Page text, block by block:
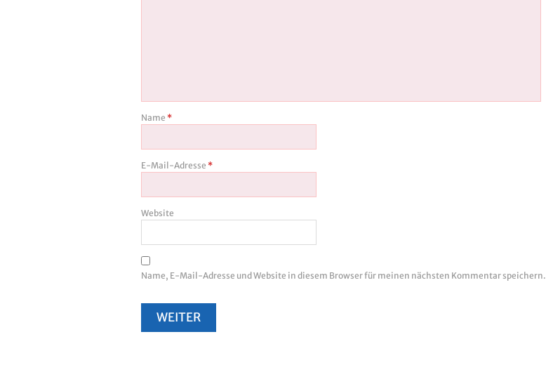
Name *
E-Mail-Adresse *
Website
Name, E-Mail-Adresse und Website in diesem Browser für meinen nächsten Kommentar speichern.